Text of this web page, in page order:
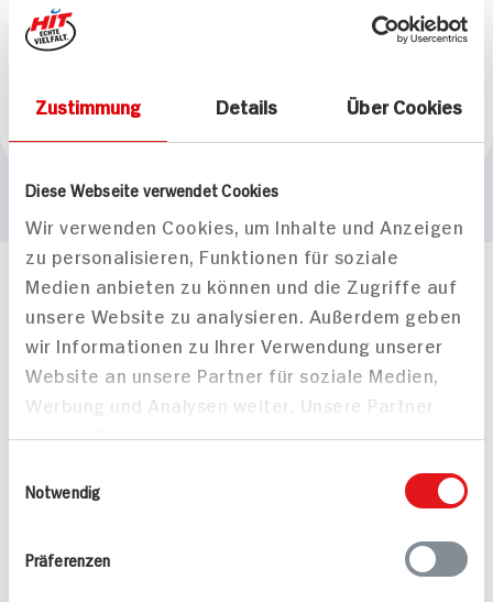
Zustimmung Details Über Cookies
Diese Webseite verwendet Cookies
Wir verwenden Cookies, um Inhalte und Anzeigen
zu personalisieren, Funktionen für soziale
Medien anbieten zu können und die Zugriffe auf
unsere Website zu analysieren. Außerdem geben
wir Informationen zu Ihrer Verwendung unserer
Website an unsere Partner für soziale Medien,
Werbung und Analysen weiter. Unsere Partner
führen diese Informationen möglicherweise mit
bereitgestellt haben oder die sie im Rahmen
Notwendig
Präferenzen
Marke
ja!
Häufig gestellte Fragen
Mehr Informationen in unserem FAQ
kontakt
hit.de
Wir beantworten gerne Ihre Fragen
(0228) 42967 0
Angebote & Coupons